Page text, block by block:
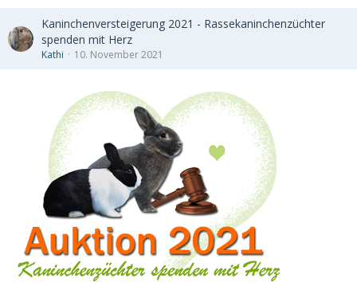
Kaninchenversteigerung 2021 - Rassekaninchenzüchter
spenden mit Herz
Kathi 10. November 2021